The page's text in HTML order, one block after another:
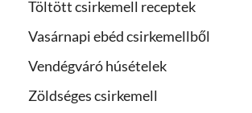
Töltött csirkemell receptek
Vasárnapi ebéd csirkemellből
Vendégváró húsételek
Zöldséges csirkemell